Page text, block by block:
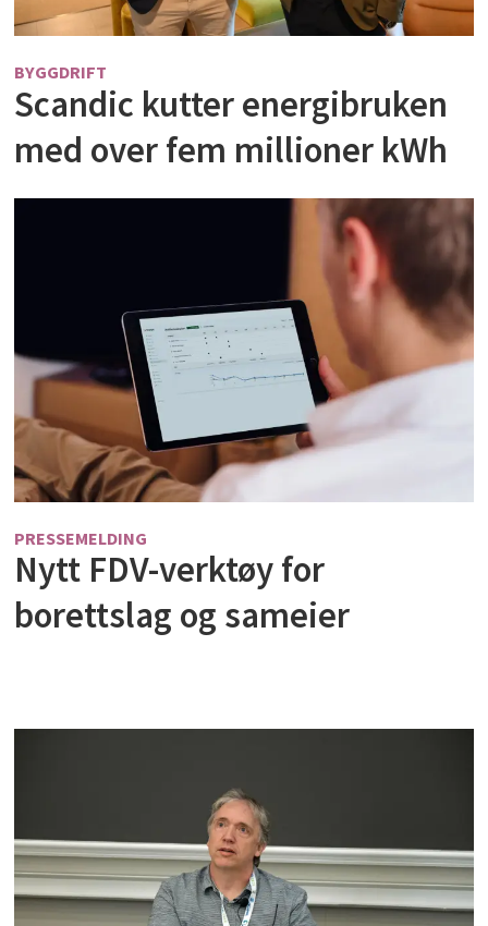
BYGGDRIFT
Scandic kutter energibruken
med over fem millioner kWh
PRESSEMELDING
Nytt FDV-verktøy for
borettslag og sameier